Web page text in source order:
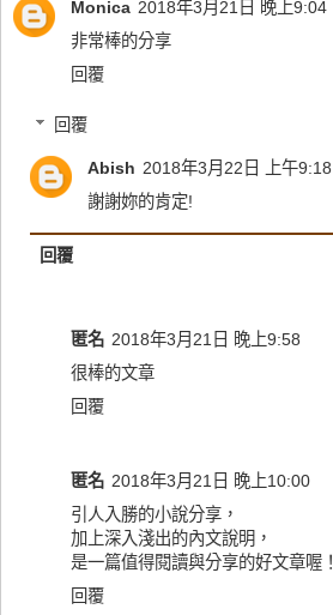
Monica 2018年3月21日 晚上9:04
非常棒的分享
回覆
回覆
Abish 2018年3月22日 上午9:18
謝謝妳的肯定!
回覆
匿名 2018年3月21日 晚上9:58
很棒的文章
回覆
匿名 2018年3月21日 晚上10:00
引人入勝的小說分享，
加上深入淺出的內文說明，
是一篇值得閱讀與分享的好文章喔！
回覆